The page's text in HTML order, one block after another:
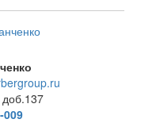
009